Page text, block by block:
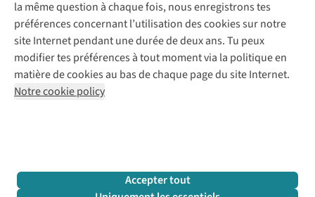
la même question à chaque fois, nous enregistrons tes
préférences concernant l’utilisation des cookies sur notre
site Internet pendant une durée de deux ans. Tu peux
modifier tes préférences à tout moment via la politique en
matière de cookies au bas de chaque page du site Internet.
Notre cookie policy
Accepter tout
Rétractation d'une commande
Garantie
Contact
Événements / ateliers
Inspiration
Travailler chez Juttu
Nos magasins
Le monde de Juttu
Entrepreneuriat responsable
Déclaration d’accessibilité
Suivez-nous
+32 (0)3 828 30 15 team@juttu.be
BTW BE 0416.762.280